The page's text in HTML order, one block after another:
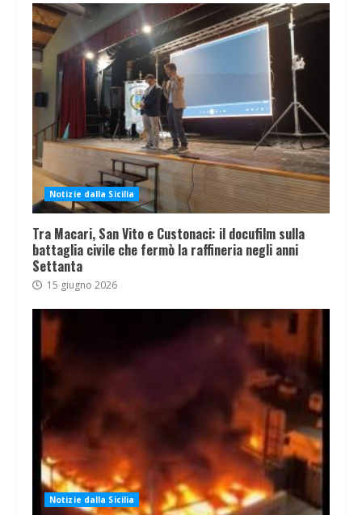
Notizie dalla Sicilia
Tra Macari, San Vito e Custonaci: il docufilm sulla
battaglia civile che fermò la raffineria negli anni
Settanta
15 giugno 2026
Notizie dalla Sicilia